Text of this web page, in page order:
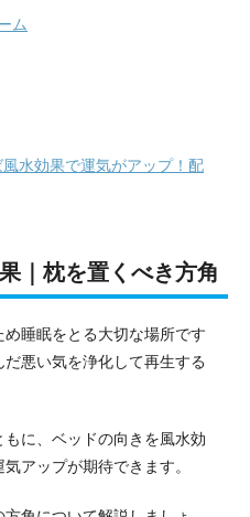
ム
水効果で運気がアップ！配
｜枕を置くべき方角
睡眠をとる大切な場所です
悪い気を浄化して再生する
に、ベッドの向きを風水効
アップが期待できます。